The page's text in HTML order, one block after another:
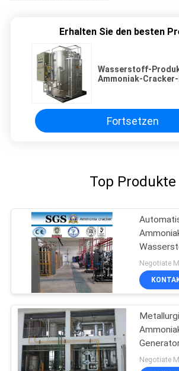
Erhalten Sie den besten
Wasserstoff-
Ammoniak-
Fortsetzen
Top Produkte
Negotiate
Negotiate